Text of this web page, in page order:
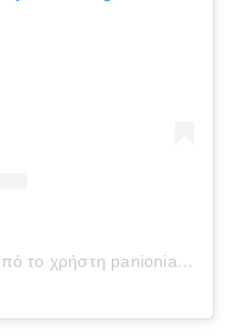
Η δημοσίευση κοινοποιήθηκε από το χρήστη panionianea.gr (@panionianea.gr)